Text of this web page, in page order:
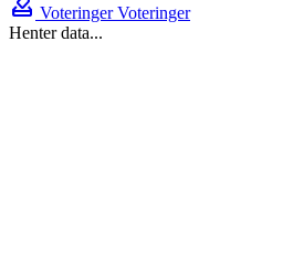
Voteringer Voteringer
Henter data...